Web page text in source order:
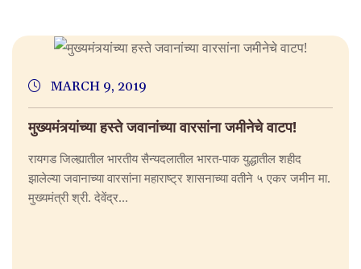
MARCH 9, 2019
मुख्यमंत्र्यांच्या हस्ते जवानांच्या वारसांना जमीनेचे वाटप!
रायगड जिल्ह्यातील भारतीय सैन्यदलातील भारत-पाक युद्धातील शहीद
झालेल्या जवानाच्या वारसांना महाराष्ट्र शासनाच्या वतीने ५ एकर जमीन मा.
मुख्यमंत्री श्री. देवेंद्र...